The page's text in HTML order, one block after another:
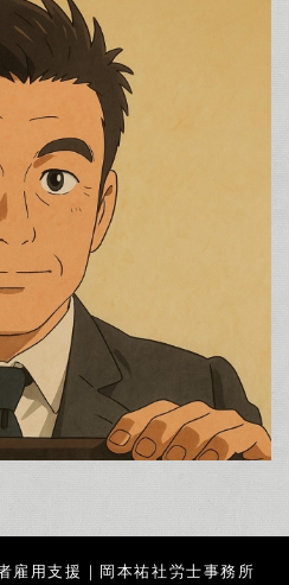
用支援｜岡本祐社労士事務所